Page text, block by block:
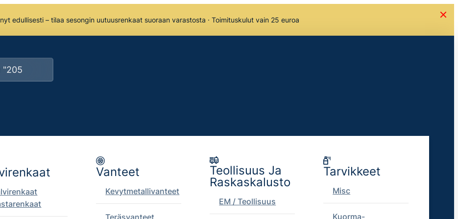
edullisesti – tilaa sesongin uutuusrenkaat suoraan varastosta · Toimituskulut vain 25 euroa
Vanteet
Kevytmetallivanteet
Teräsvanteet
Teollisuus Ja
Raskaskalusto
EM / Teollisuus
Tarvikkeet
Misc
Kuorma-